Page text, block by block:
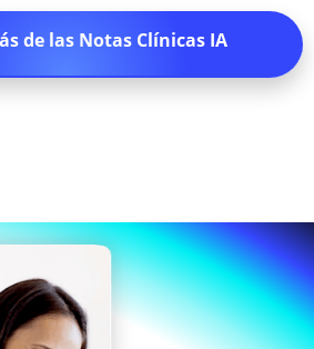
de las Notas Clínicas IA